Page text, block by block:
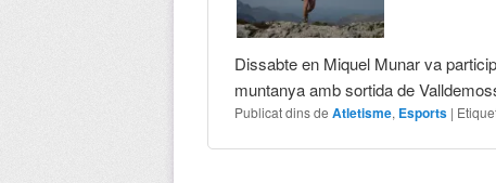
Dissabte en Miquel Munar va
muntanya amb sortida de
Publicat dins de Atletisme, Esports |